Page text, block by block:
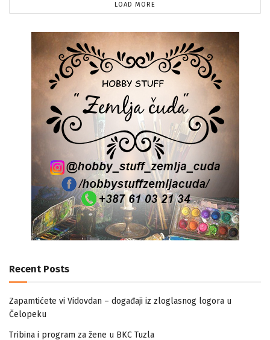
LOAD MORE
Recent Posts
Zapamtićete vi Vidovdan – događaji iz zloglasnog logora u
Čelopeku
Tribina i program za žene u BKC Tuzla